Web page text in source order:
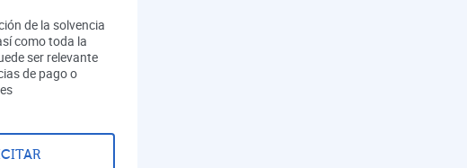
de la solvencia
como toda la
ser relevante
de pago o